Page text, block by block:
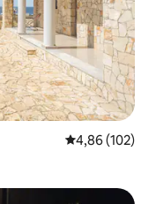
4,86 de uma
4,86 (102)